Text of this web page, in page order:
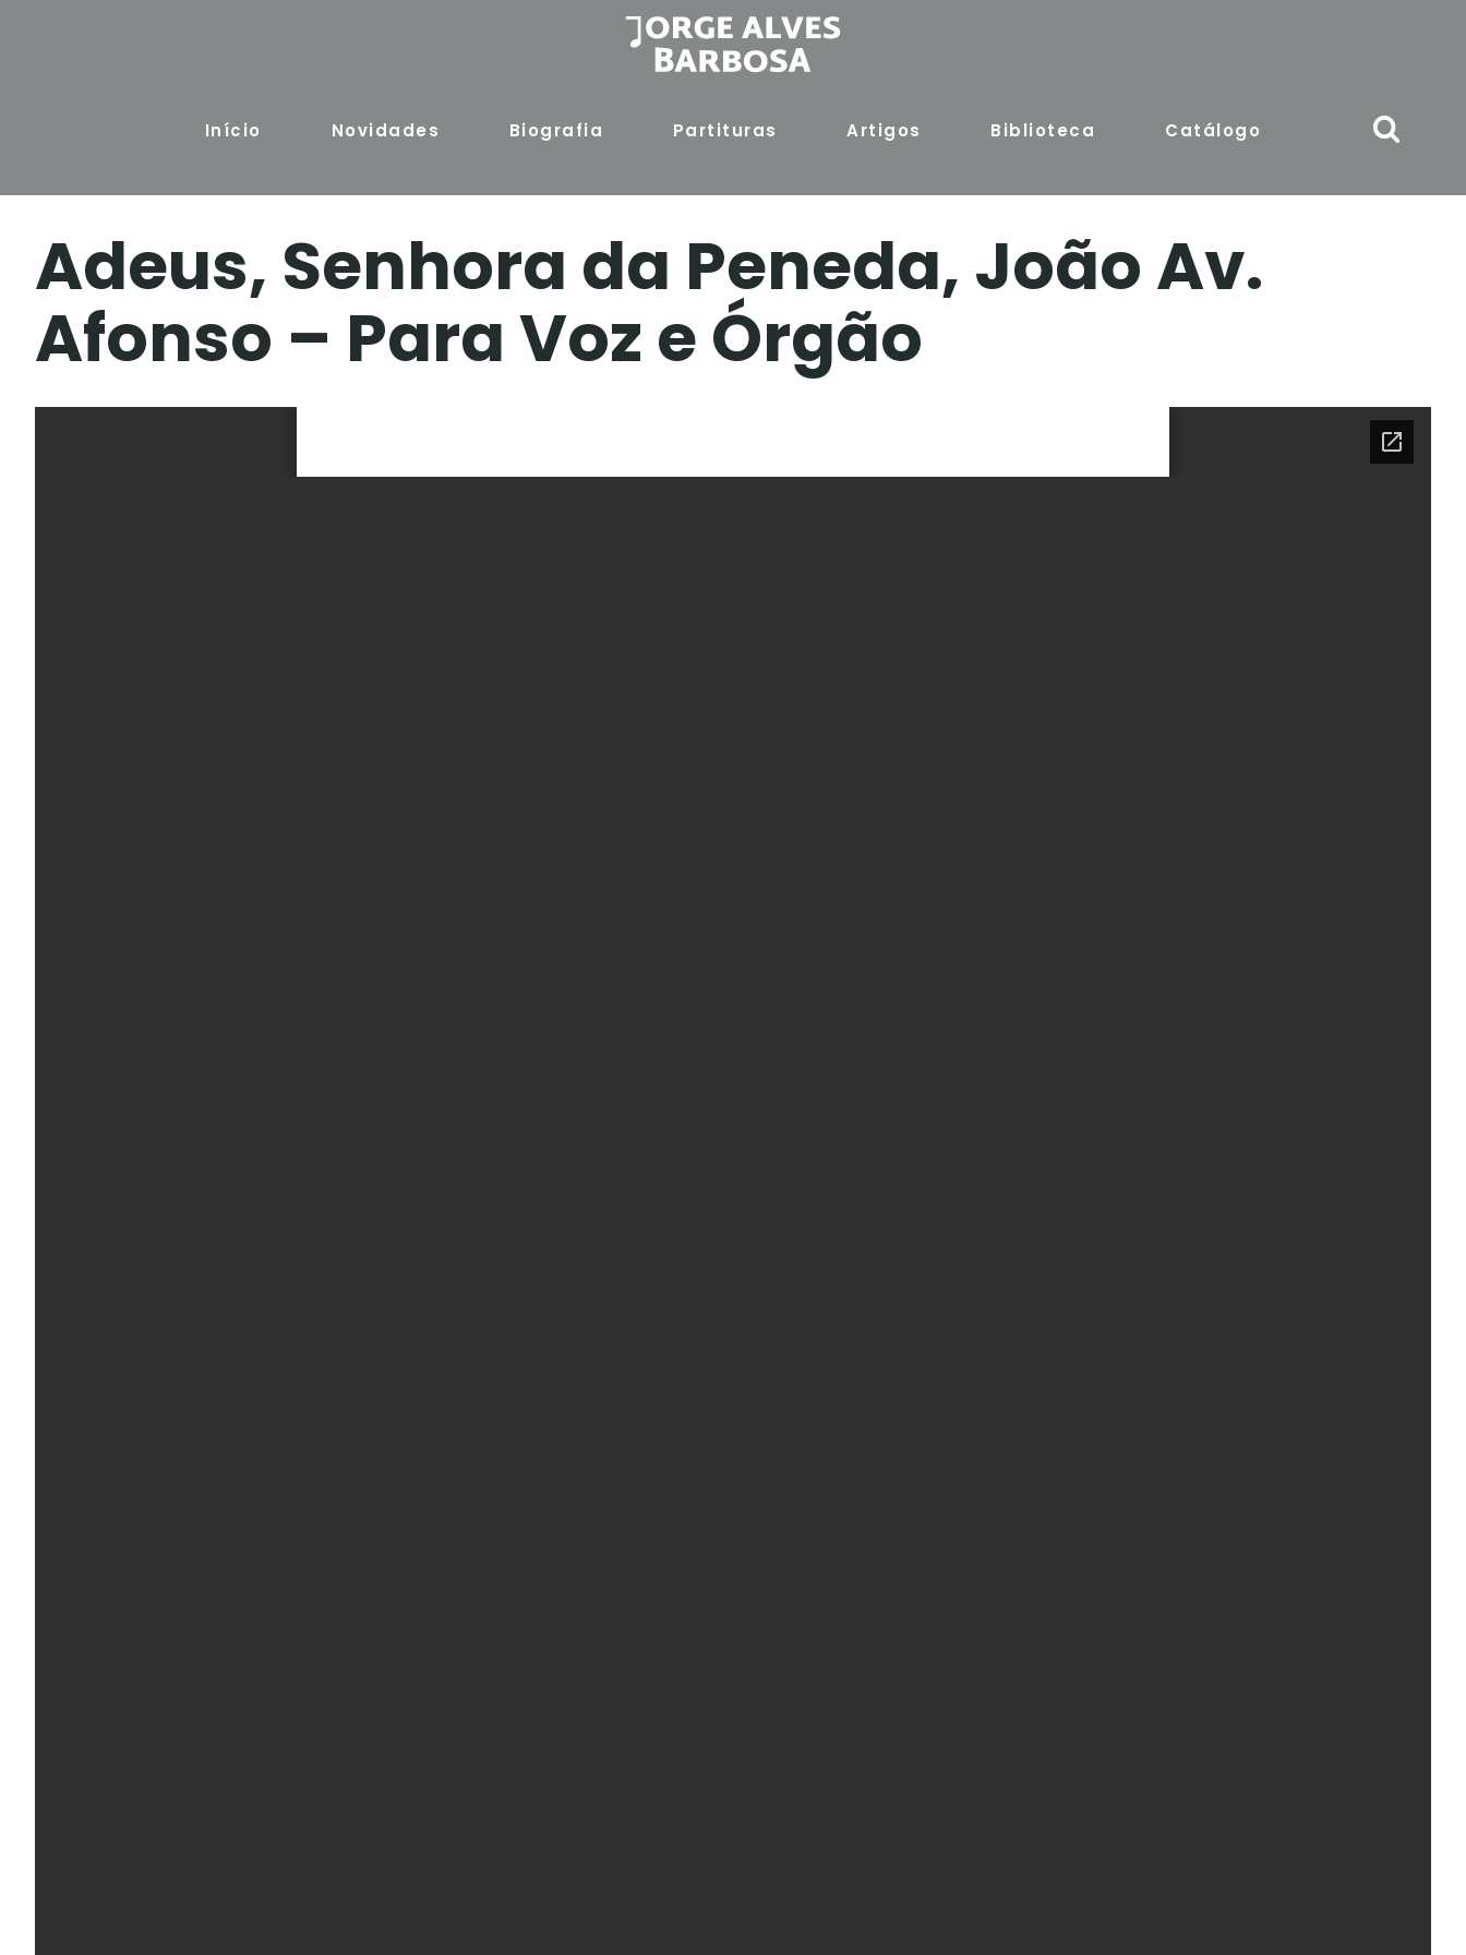
Início Novidades Biografia Partituras Artigos Biblioteca Catálogo
Adeus, Senhora da Peneda, João Av.
Afonso – Para Voz e Órgão